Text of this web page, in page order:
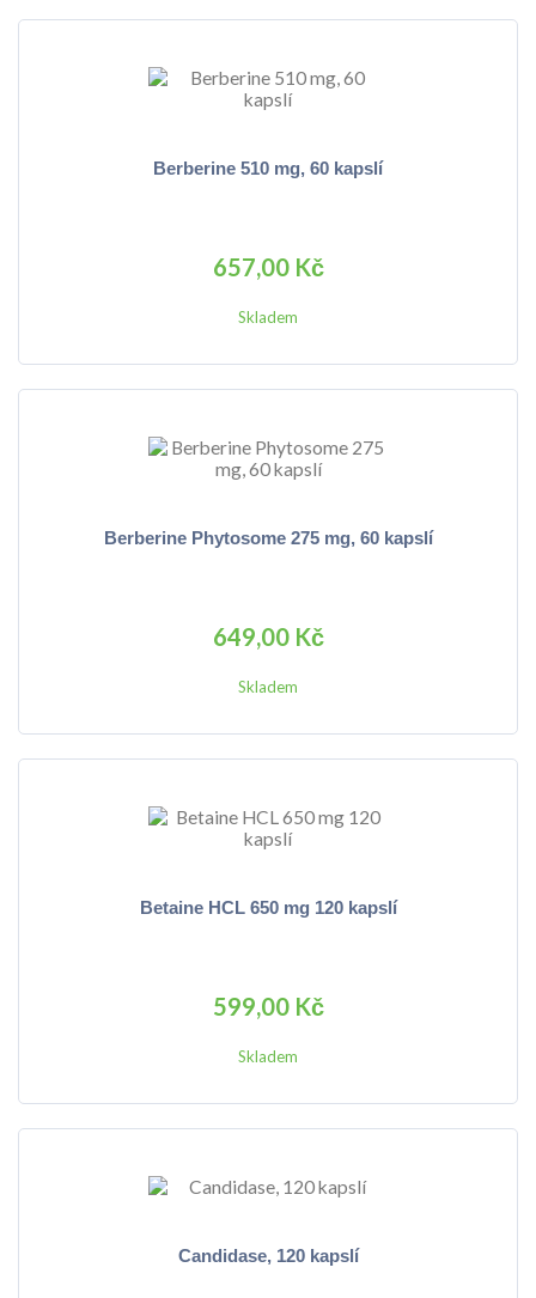
Berberine 510 mg, 60 kapslí
657,00 Kč
Skladem
Berberine Phytosome 275 mg, 60 kapslí
649,00 Kč
Skladem
Betaine HCL 650 mg 120 kapslí
599,00 Kč
Skladem
Candidase, 120 kapslí